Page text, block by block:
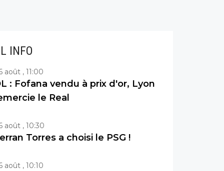
INFO
août , 11:00
: Fofana vendu à prix d'or, Lyon
le Real
août , 10:30
Torres a choisi le PSG !
août , 10:10